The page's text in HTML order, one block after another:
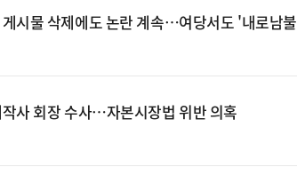
시물 삭제에도 논란 계속…여당서도 '내로남
사 회장 수사…자본시장법 위반 의혹